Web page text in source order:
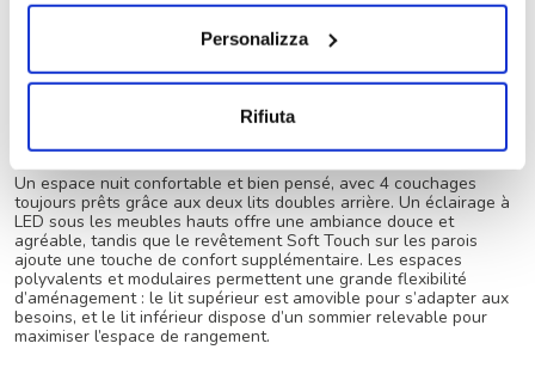
Personalizza
Rifiuta
Doux réveils
Un espace nuit confortable et bien pensé, avec 4 couchages
toujours prêts grâce aux deux lits doubles arrière. Un éclairage à
LED sous les meubles hauts offre une ambiance douce et
agréable, tandis que le revêtement Soft Touch sur les parois
ajoute une touche de confort supplémentaire. Les espaces
polyvalents et modulaires permettent une grande flexibilité
d’aménagement : le lit supérieur est amovible pour s’adapter aux
besoins, et le lit inférieur dispose d’un sommier relevable pour
maximiser l’espace de rangement.